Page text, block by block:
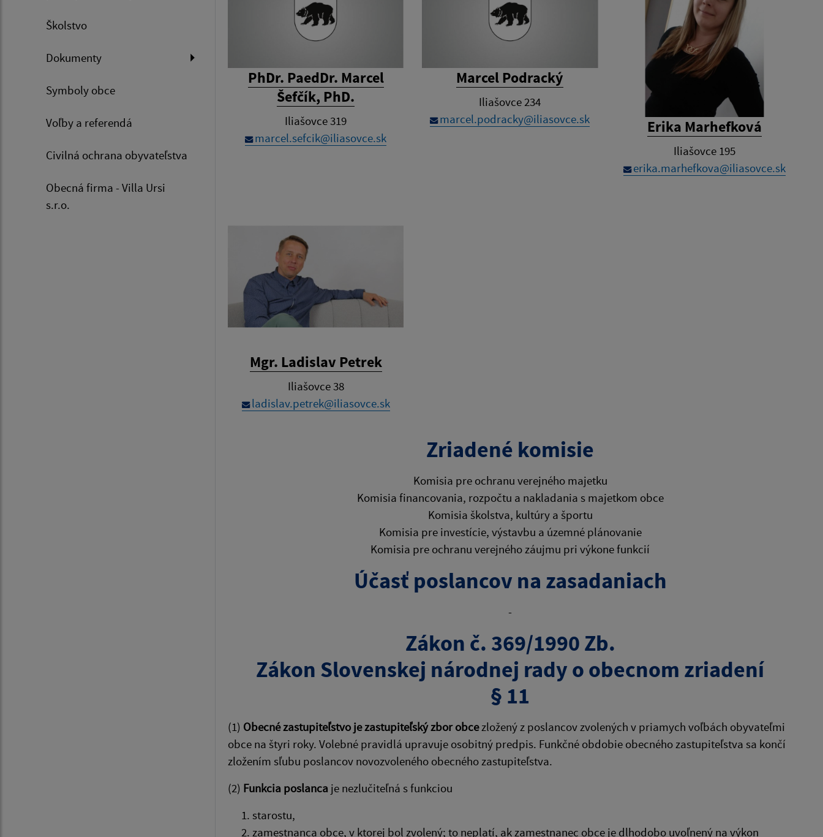
Školstvo
Dokumenty
Symboly obce
Voľby a referendá
Civilná ochrana obyvateľstva
Obecná firma - Villa Ursi
s.r.o.
PhDr. PaedDr. Marcel
Šefčík, PhD.
Iliašovce 319
marcel.sefcik@iliasovce.sk
Marcel Podracký
Iliašovce 234
marcel.podracky@iliasovce.sk
Erika Marhefková
Iliašovce 195
erika.marhefkova@iliasovce.sk
Mgr. Ladislav Petrek
Iliašovce 38
ladislav.petrek@iliasovce.sk
Zriadené komisie
Komisia pre ochranu verejného majetku
Komisia financovania, rozpočtu a nakladania s majetkom obce
Komisia školstva, kultúry a športu
Komisia pre investície, výstavbu a územné plánovanie
Komisia pre ochranu verejného záujmu pri výkone funkcií
Účasť poslancov na zasadaniach
-
Zákon č. 369/1990 Zb.
Zákon Slovenskej národnej rady o obecnom zriadení
§ 11
(1) Obecné zastupiteľstvo je zastupiteľský zbor obcezložený z poslancov zvolených v priamych voľbách obyvateľmi
obce na štyri roky. Volebné pravidlá upravuje osobitný predpis. Funkčné obdobie obecného zastupiteľstva sa končí
zložením sľubu poslancov novozvoleného obecného zastupiteľstva.
(2) Funkcia poslanca je nezlučiteľná s funkciou
starostu,
zamestnanca obce, v ktorej bol zvolený; to neplatí, ak zamestnanec obce je dlhodobo uvoľnený na výkon